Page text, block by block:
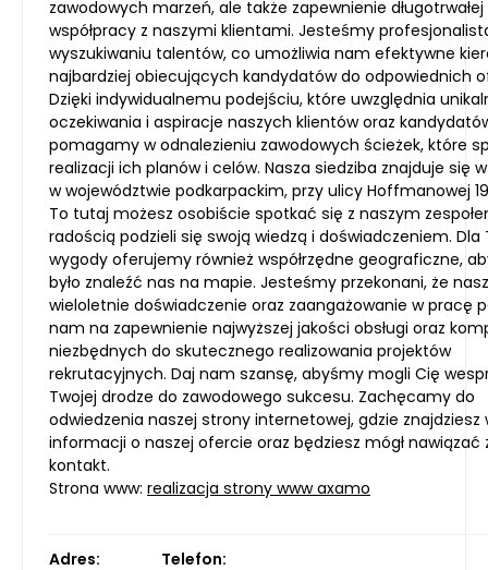
zawodowych marzeń, ale także zapewnienie długotrwałej
współpracy z naszymi klientami. Jesteśmy
wyszukiwaniu talentów, co umożliwia nam efektywne
najbardziej obiecujących kandydatów do odpowiednich
Dzięki indywidualnemu podejściu, które uwzględnia
oczekiwania i aspiracje naszych klientów oraz
pomagamy w odnalezieniu zawodowych ścieżek, które
realizacji ich planów i celów. Nasza siedziba znajduje się w
w województwie podkarpackim, przy ulicy Hoffmanowej
To tutaj możesz osobiście spotkać się z naszym
radością podzieli się swoją wiedzą i doświadczeniem. Dla
wygody oferujemy również współrzędne geograficzne,
było znaleźć nas na mapie. Jesteśmy przekonani, że
wieloletnie doświadczenie oraz zaangażowanie w pracę
nam na zapewnienie najwyższej jakości obsługi oraz
niezbędnych do skutecznego realizowania projektów
rekrutacyjnych. Daj nam szansę, abyśmy mogli Cię
Twojej drodze do zawodowego sukcesu. Zachęcamy do
odwiedzenia naszej strony internetowej, gdzie znajdziesz
informacji o naszej ofercie oraz będziesz mógł nawiązać
kontakt.
Strona www: realizacja strony www axamo
Adres:
Telefon: